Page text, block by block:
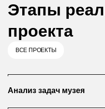
Этапы
проекта
ВСЕ ПРОЕКТЫ
Анализ задач музея